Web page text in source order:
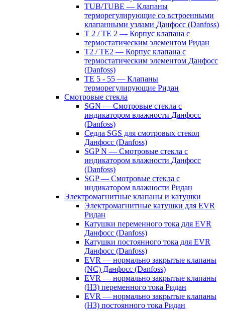
TUB/TUBE — Клапаны
терморегулирующие со встроенными
клапанными узлами Данфосс (Danfoss)
T 2 / TE 2 — Корпус клапана с
термостатическим элементом Ридан
T2 / TE2 — Корпус клапана с
термостатическим элементом Данфосс
(Danfoss)
TE 5 - 55 — Клапаны
терморегулирующие Ридан
Смотровые стекла
SGN — Смотровые стекла с
индикатором влажности Данфосс
(Danfoss)
Седла SGS для смотровых стекол
Данфосс (Danfoss)
SGP N — Смотровые стекла с
индикатором влажности Данфосс
(Danfoss)
SGP — Смотровые стекла с
индикатором влажности Ридан
Электромагнитные клапаны и катушки
Электромагнитные катушки для EVR
Ридан
Катушки переменного тока для EVR
Данфосс (Danfoss)
Катушки постоянного тока для EVR
Данфосс (Danfoss)
EVR — нормально закрытые клапаны
(NC) Данфосс (Danfoss)
EVR — нормально закрытые клапаны
(НЗ) переменного тока Ридан
EVR — нормально закрытые клапаны
(НЗ) постоянного тока Ридан